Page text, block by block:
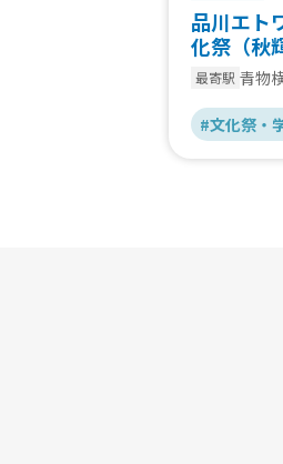
品川エト
化祭（秋
最寄駅 青物
#文化祭・